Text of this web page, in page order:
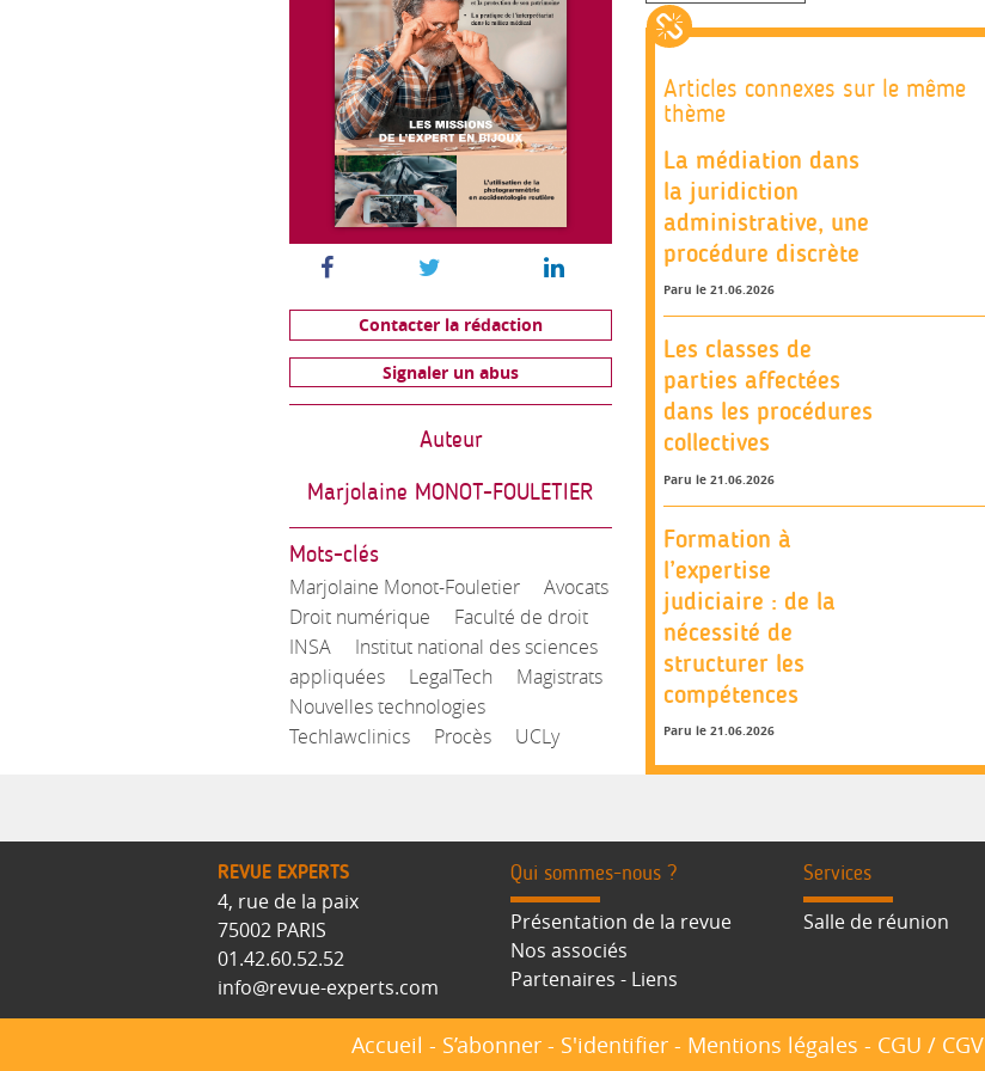
Contacter la rédaction
Signaler un abus
Auteur
Marjolaine MONOT-FOULETIER
Mots-clés
Marjolaine Monot-Fouletier
Avocats
Droit numérique
Faculté de droit
INSA
Institut national des sciences
appliquées
LegalTech
Magistrats
Nouvelles technologies
Techlawclinics
Procès UCLy
Articles connexes sur le même
thème
La médiation dans
la juridiction
administrative, une
procédure discrète
Paru le 21.06.2026
Les classes de
parties affectées
dans les procédures
collectives
Paru le 21.06.2026
Formation à
l’expertise
judiciaire : de la
nécessité de
structurer les
compétences
Paru le 21.06.2026
REVUE EXPERTS
4, rue de la paix
75002 PARIS
01.42.60.52.52
info@revue-experts.com
Qui sommes-nous ?
Présentation de la revue
Nos associés
Partenaires - Liens
Services
Salle de réunion
Accueil - S’abonner - S'identifier - Mentions légales - CGU / CGV